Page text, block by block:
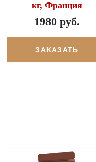
кг, Франция
1980 руб.
ЗАКАЗАТЬ